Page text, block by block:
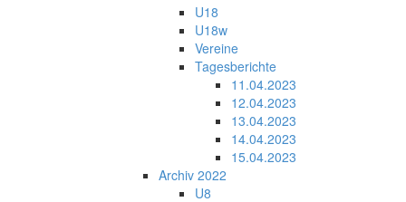
U18
U18w
Vereine
Tagesberichte
11.04.2023
12.04.2023
13.04.2023
14.04.2023
15.04.2023
Archiv 2022
U8